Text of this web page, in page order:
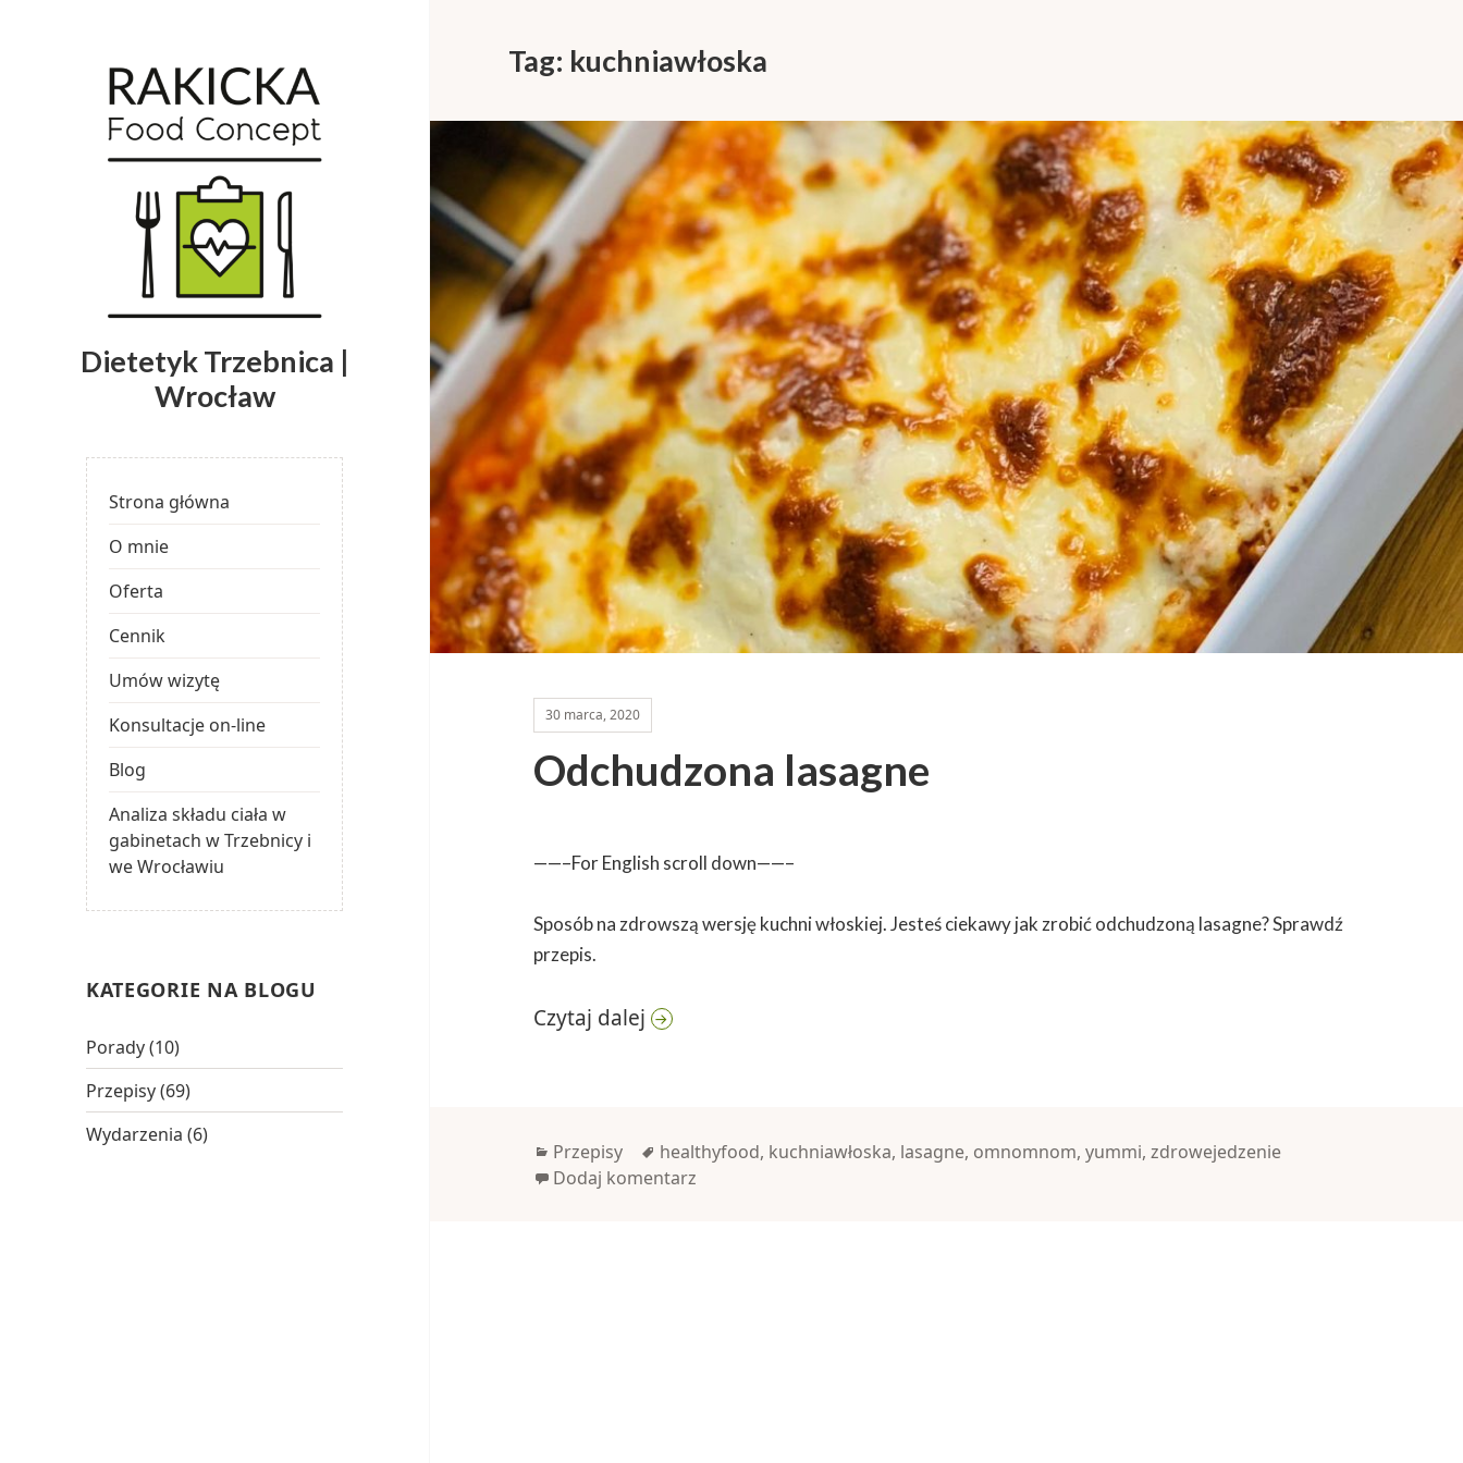
Dietetyk Trzebnica |
Wrocław
Strona główna
O mnie
Oferta
Cennik
Umów wizytę
Konsultacje on-line
Blog
Analiza składu ciała w
gabinetach w Trzebnicy i
we Wrocławiu
KATEGORIE NA BLOGU
Porady(10)
Przepisy(69)
Wydarzenia (6)
Tag: kuchniawłoska
30 marca, 2020
Odchudzona lasagne
——–For English scroll down——–
Sposób na zdrowszą wersję kuchni włoskiej. Jesteś ciekawy jak zrobić odchudzoną lasagne? Sprawdź
przepis.
Czytaj dalejOdchudzona lasagne
Kategorie
Przepisy Tagi
healthyfood, kuchniawłoska, lasagne, omnomnom,yummi,zdrowejedzenie
Dodaj komentarz